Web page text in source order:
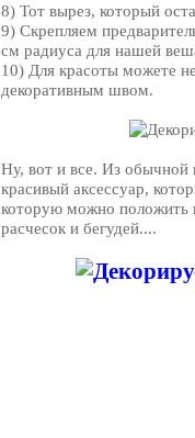
8) Тот вырез, который
9) Скрепляем
см радиуса для нашей
10) Для красоты можете
декоративным швом.
Ну, вот и все. Из обычной
красивый аксессуар,
которую можно положить
расчесок и бегудей....